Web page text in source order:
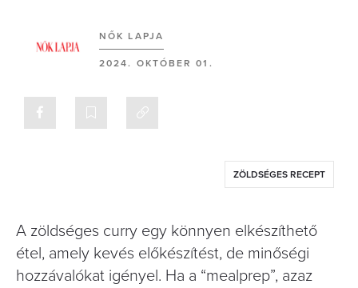
NŐK LAPJA
2024. OKTÓBER 01.
ZÖLDSÉGES RECEPT
A zöldséges curry egy könnyen elkészíthető
étel, amely kevés előkészítést, de minőségi
hozzávalókat igényel. Ha a “mealprep”, azaz